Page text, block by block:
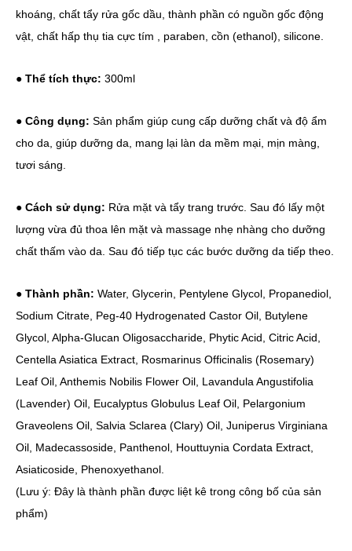
khoáng, chất tẩy rửa gốc dầu, thành phần có nguồn gốc động
vật, chất hấp thụ tia cực tím , paraben, cồn (ethanol), silicone.
● Thể tích thực: 300ml
● Công dụng: Sản phẩm giúp cung cấp dưỡng chất và độ ẩm
cho da, giúp dưỡng da, mang lại làn da mềm mại, mịn màng,
tươi sáng.
● Cách sử dụng: Rửa mặt và tẩy trang trước. Sau đó lấy một
lượng vừa đủ thoa lên mặt và massage nhẹ nhàng cho dưỡng
chất thấm vào da. Sau đó tiếp tục các bước dưỡng da tiếp theo.
● Thành phần: Water, Glycerin, Pentylene Glycol, Propanediol,
Sodium Citrate, Peg-40 Hydrogenated Castor Oil, Butylene
Glycol, Alpha-Glucan Oligosaccharide, Phytic Acid, Citric Acid,
Centella Asiatica Extract, Rosmarinus Officinalis (Rosemary)
Leaf Oil, Anthemis Nobilis Flower Oil, Lavandula Angustifolia
(Lavender) Oil, Eucalyptus Globulus Leaf Oil, Pelargonium
Graveolens Oil, Salvia Sclarea (Clary) Oil, Juniperus Virginiana
Oil, Madecassoside, Panthenol, Houttuynia Cordata Extract,
Asiaticoside, Phenoxyethanol.
(Lưu ý: Đây là thành phần được liệt kê trong công bố của sản
phẩm)